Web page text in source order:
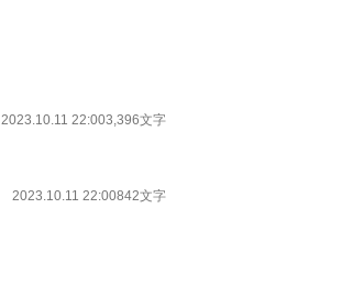
2023.10.11 22:003,396文字
2023.10.11 22:00842文字